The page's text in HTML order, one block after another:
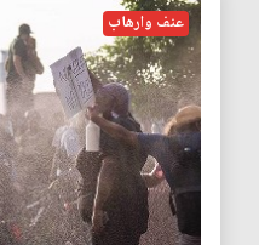
عنف وارهاب